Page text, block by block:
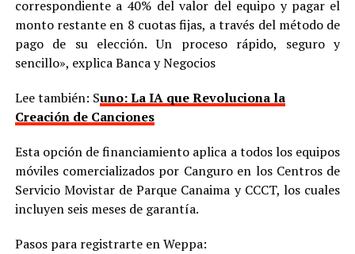
correspondiente a 40% del valor del equipo y pagar el
monto restante en 8 cuotas fijas, a través del método de
pago de su elección. Un proceso rápido, seguro y
sencillo», explica Banca y Negocios
Lee también: Suno: La IA que Revoluciona la
Creación de Canciones
Esta opción de financiamiento aplica a todos los equipos
móviles comercializados por Canguro en los Centros de
Servicio Movistar de Parque Canaima y CCCT, los cuales
incluyen seis meses de garantía.
Pasos para registrarte en Weppa: